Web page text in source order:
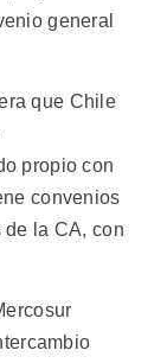
general
que Chile
propio con
convenios
la CA, con